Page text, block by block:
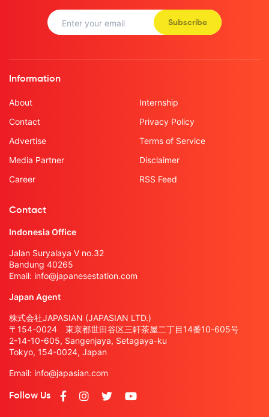
Subscribe
Information
About
Contact
Advertise
Media Partner
Career
Internship
Privacy Policy
Terms of Service
Disclaimer
RSS Feed
Contact
Indonesia Office
Jalan Suryalaya V no.32
Bandung 40265
Email: info@japanesestation.com
Japan Agent
株式会社JAPASIAN (JAPASIAN LTD.)
〒154-0024 東京都世田谷区三軒茶屋二丁目14番10-605号
2-14-10-605, Sangenjaya, Setagaya-ku
Tokyo, 154-0024, Japan
Email: info@japasian.com
Follow Us